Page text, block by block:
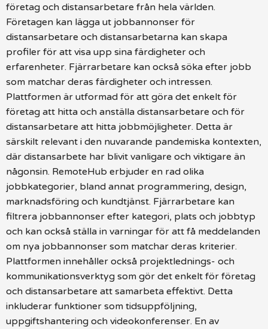
företag och distansarbetare från hela världen.
Företagen kan lägga ut jobbannonser för
distansarbetare och distansarbetarna kan skapa
profiler för att visa upp sina färdigheter och
erfarenheter. Fjärrarbetare kan också söka efter jobb
som matchar deras färdigheter och intressen.
Plattformen är utformad för att göra det enkelt för
företag att hitta och anställa distansarbetare och för
distansarbetare att hitta jobbmöjligheter. Detta är
särskilt relevant i den nuvarande pandemiska kontexten,
där distansarbete har blivit vanligare och viktigare än
någonsin. RemoteHub erbjuder en rad olika
jobbkategorier, bland annat programmering, design,
marknadsföring och kundtjänst. Fjärrarbetare kan
filtrera jobbannonser efter kategori, plats och jobbtyp
och kan också ställa in varningar för att få meddelanden
om nya jobbannonser som matchar deras kriterier.
Plattformen innehåller också projektlednings- och
kommunikationsverktyg som gör det enkelt för företag
och distansarbetare att samarbeta effektivt. Detta
inkluderar funktioner som tidsuppföljning,
uppgiftshantering och videokonferenser. En av